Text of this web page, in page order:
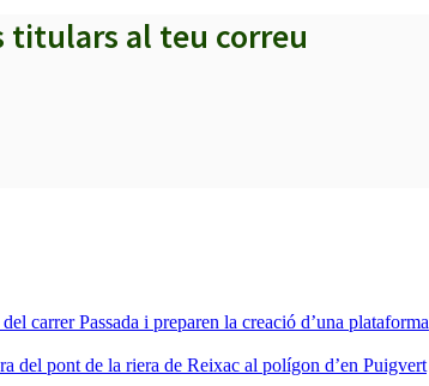
titulars al teu correu
carrer Passada i preparen la creació d’una plataforma
del pont de la riera de Reixac al polígon d’en Puigvert